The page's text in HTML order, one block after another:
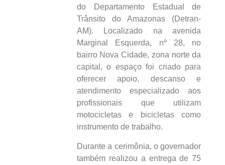
do Departamento Estadual de
Trânsito do Amazonas (Detran-
AM). Localizado na avenida
Marginal Esquerda, nº 28, no
bairro Nova Cidade, zona norte da
capital, o espaço foi criado para
oferecer apoio, descanso e
atendimento especializado aos
profissionais que utilizam
motocicletas e bicicletas como
instrumento de trabalho.
Durante a cerimônia, o governador
também realizou a entrega de 75